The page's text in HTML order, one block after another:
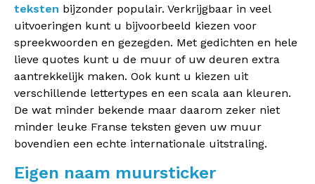
teksten bijzonder populair. Verkrijgbaar in veel
uitvoeringen kunt u bijvoorbeeld kiezen voor
spreekwoorden en gezegden. Met gedichten en hele
lieve quotes kunt u de muur of uw deuren extra
aantrekkelijk maken. Ook kunt u kiezen uit
verschillende lettertypes en een scala aan kleuren.
De wat minder bekende maar daarom zeker niet
minder leuke Franse teksten geven uw muur
bovendien een echte internationale uitstraling.
Eigen naam muursticker